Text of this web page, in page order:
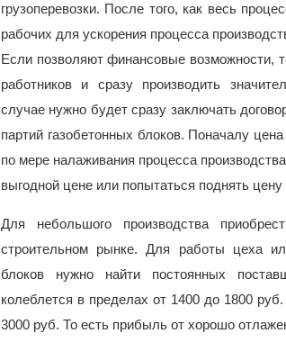
грузоперевозки. После того, как весь
рабочих для ускорения процесса
Если позволяют финансовые возможности,
работников и сразу производить
случае нужно будет сразу заключать
партий газобетонных блоков. Поначалу
по мере налаживания процесса
выгодной цене или попытаться поднять
Для небольшого производства
строительном рынке. Для работы цеха
блоков нужно найти постоянных
колеблется в пределах от 1400 до 1800
3000 руб. То есть прибыль от хорошо